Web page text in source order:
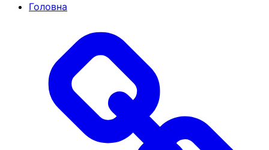
Головна